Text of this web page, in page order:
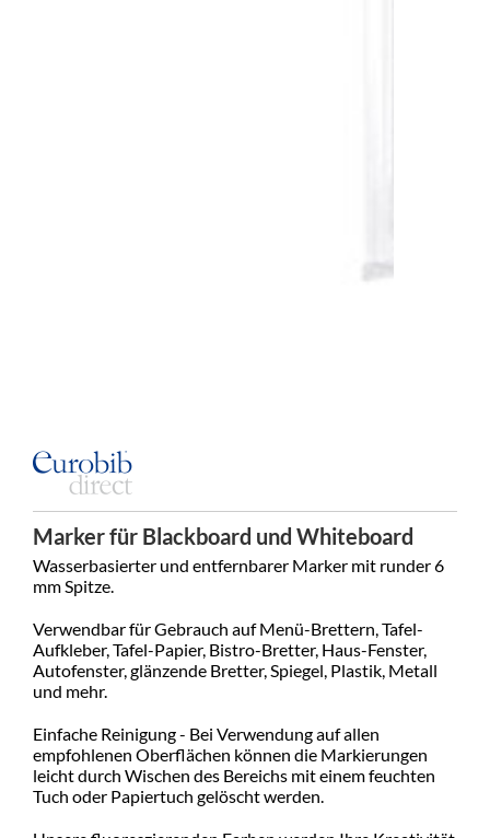
Marker für Blackboard und Whiteboard
Wasserbasierter und entfernbarer Marker mit runder 6
mm Spitze.
Verwendbar für Gebrauch auf Menü-Brettern, Tafel-
Aufkleber, Tafel-Papier, Bistro-Bretter, Haus-Fenster,
Autofenster, glänzende Bretter, Spiegel, Plastik, Metall
und mehr.
Einfache Reinigung - Bei Verwendung auf allen
empfohlenen Oberflächen können die Markierungen
leicht durch Wischen des Bereichs mit einem feuchten
Tuch oder Papiertuch gelöscht werden.